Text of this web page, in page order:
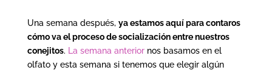
Una semana después, ya estamos aquí para contaros
cómo va el proceso de socialización entre nuestros
conejitos. La semana anteriornos basamos en el
olfato y esta semana si tenemos que elegir algún